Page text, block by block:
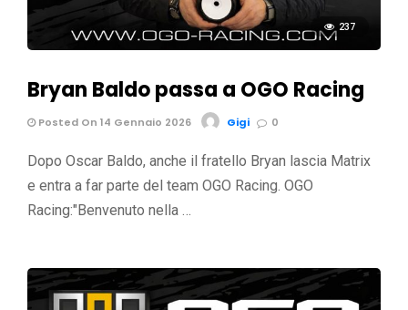
237
Bryan Baldo passa a OGO Racing
Posted On 14 Gennaio 2026 Gigi 0
Dopo Oscar Baldo, anche il fratello Bryan lascia Matrix
e entra a far parte del team OGO Racing. OGO
Racing:"Benvenuto nella …